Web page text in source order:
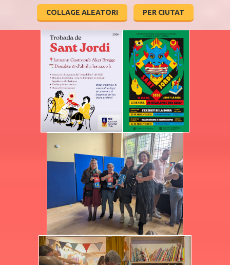
COLLAGE ALEATORI PER CIUTAT